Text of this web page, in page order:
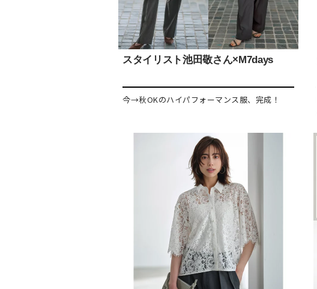
スタイリスト池田敬さん×M7days
今→秋OKのハイパフォーマンス服、完成！